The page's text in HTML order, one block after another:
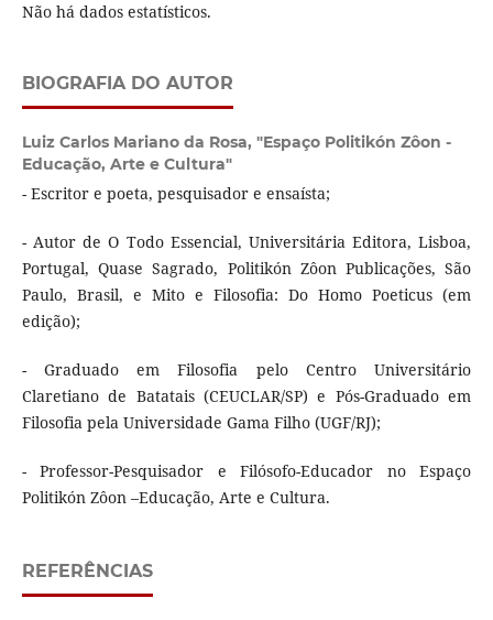
Não há dados estatísticos.
BIOGRAFIA DO AUTOR
Luiz Carlos Mariano da Rosa, "Espaço Politikón Zôon -
Educação, Arte e Cultura"
- Escritor e poeta, pesquisador e ensaísta;
- Autor de O Todo Essencial, Universitária Editora, Lisboa,
Portugal, Quase Sagrado, Politikón Zôon Publicações, São
Paulo, Brasil, e Mito e Filosofia: Do Homo Poeticus (em
edição);
- Graduado em Filosofia pelo Centro Universitário
Claretiano de Batatais (CEUCLAR/SP) e Pós-Graduado em
Filosofia pela Universidade Gama Filho (UGF/RJ);
- Professor-Pesquisador e Filósofo-Educador no Espaço
Politikón Zôon –Educação, Arte e Cultura.
REFERÊNCIAS